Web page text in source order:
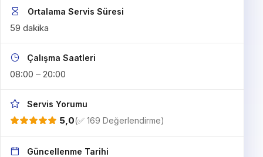
Ortalama Servis Süresi
59 dakika
Çalışma Saatleri
08:00 – 20:00
Servis Yorumu
5,0(✅ 169 Değerlendirme)
Güncellenme Tarihi